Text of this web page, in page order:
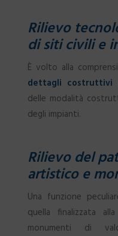
Rilievo
di siti civili e
È volto alla
dettagli costruttivi
delle modalità
degli impianti.
Rilievo del
artistico e
Una funzione
quella finalizzata alla
monumenti di